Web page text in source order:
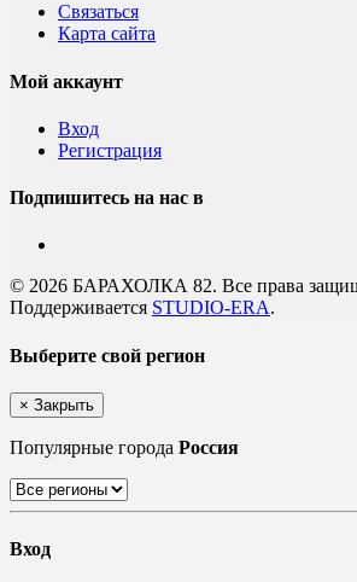
Связаться
Карта сайта
Мой аккаунт
Вход
Регистрация
Подпишитесь на нас в
© 2026 БАРАХОЛКА 82. Все права
Поддерживается STUDIO-ERA.
Выберите свой регион
× Закрыть
Популярные города Россия
Вход